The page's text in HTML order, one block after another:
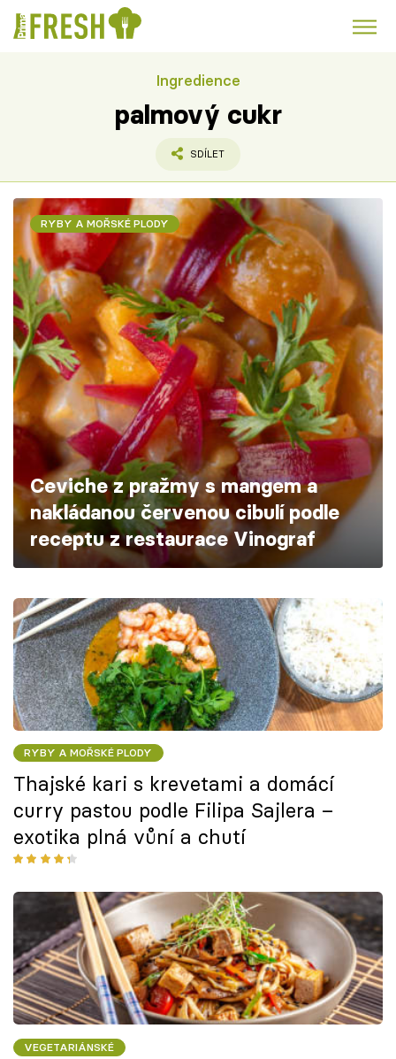
Polévky k večeři
Čokoláda
Témata
Recepty
Články
TV Program
Škola vaření
Recepty z TV
Speciál: Cuketa
Těhotnej kuchař
Přihlášení
Sledujte nás
Ingredience
palmový cukr
SDÍLET
RYBY A MOŘSKÉ PLODY
Ceviche z pražmy s mangem a
nakládanou červenou cibulí podle
receptu z restaurace Vinograf
RYBY A MOŘSKÉ PLODY
Thajské kari s krevetami a domácí
curry pastou podle Filipa Sajlera –
exotika plná vůní a chutí
VEGETARIÁNSKÉ